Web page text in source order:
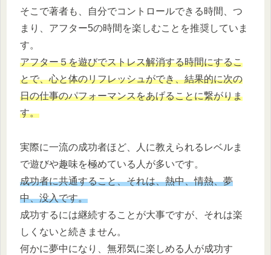
そこで著者も、自分でコントロールできる時間、つ
まり、アフター5の時間を楽しむことを推奨していま
す。
アフター５を遊びでストレス解消する時間にするこ
とで、心と体のリフレッシュができ、結果的に次の
日の仕事のパフォーマンスをあげることに繋がりま
す。
実際に一流の成功者ほど、人に教えられるレベルま
で遊びや趣味を極めている人が多いです。
成功者に共通すること、それは、熱中、情熱、夢
中、没入です。
成功するには継続することが大事ですが、それは楽
しくないと続きません。
何かに夢中になり、無邪気に楽しめる人が成功す